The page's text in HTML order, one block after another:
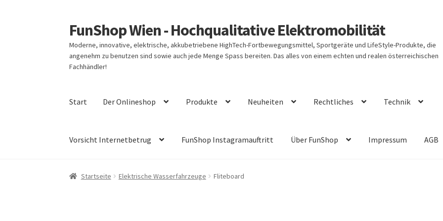
Zur
Navigation
springen
Zum
Inhalt
springen
FunShop Wien - Hochqualitative Elektromobilität
Moderne, innovative, elektrische, akkubetriebene HighTech-Fortbewegungsmittel, Sportgeräte und LifeStyle-Produkte, die
angenehm zu benutzen sind sowie auch jede Menge Spass bereiten. Das alles von einem echten und realen österreichischen
Fachhändler!
Start Der Onlineshop Produkte Neuheiten Rechtliches Technik
Vorsicht Internetbetrug FunShop Instagramauftritt Über FunShop Impressum AGB
Startseite Elektrische Wasserfahrzeuge Fliteboard